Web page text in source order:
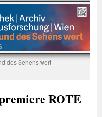
des Sehens wert
ROTE